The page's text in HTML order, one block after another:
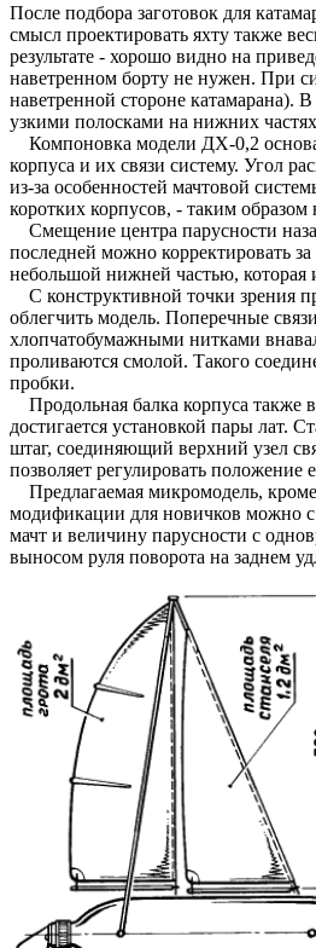
После подбора заготовок для
смысл проектировать яхту также
результате - хорошо видно на
наветренном борту не нужен. При
наветренной стороне катамарана).
узкими полосками на нижних
Компоновка модели ДХ-0,2
корпуса и их связи систему. Угол
из-за особенностей мачтовой
коротких корпусов, - таким
Смещение центра парусности
последней можно корректировать
небольшой нижней частью, которая
С конструктивной точки зрения
облегчить модель. Поперечные
хлопчатобумажными нитками
проливаются смолой. Такого
пробки.
Продольная балка корпуса также
достигается установкой пары лат.
штаг, соединяющий верхний узел
позволяет регулировать
Предлагаемая микромодель,
модификации для новичков можно с
мачт и величину парусности с
выносом руля поворота на заднем